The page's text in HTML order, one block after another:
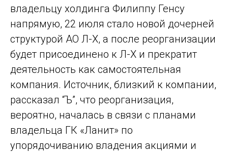
владельцу холдинга Филиппу Генсу
напрямую, 22 июля стало новой дочерней
структурой АО Л-Х, а после реорганизации
будет присоединено к Л-Х и прекратит
деятельность как самостоятельная
компания. Источник, близкий к компании,
рассказал “Ъ”, что реорганизация,
вероятно, началась в связи с планами
владельца ГК «Ланит» по
упорядочиванию владения акциями и